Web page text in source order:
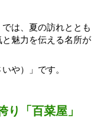
は、夏の訪れととも
魅力を伝える名所が
や）」です。
り「百菜屋」